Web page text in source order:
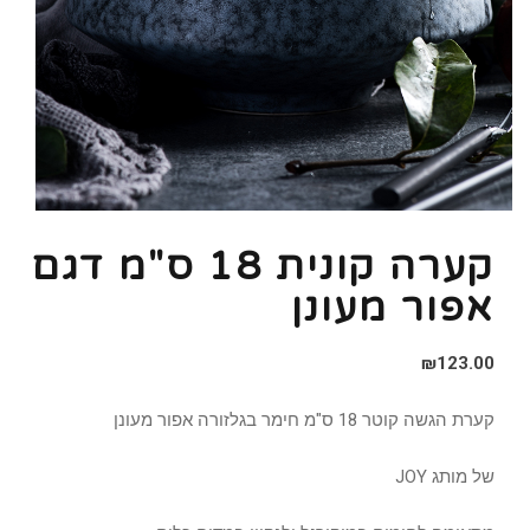
קערה קונית 18 ס"מ דגם
אפור מעונן
₪123.00
קערת הגשה קוטר 18 ס"מ חימר בגלזורה אפור מעונן
של מותג JOY